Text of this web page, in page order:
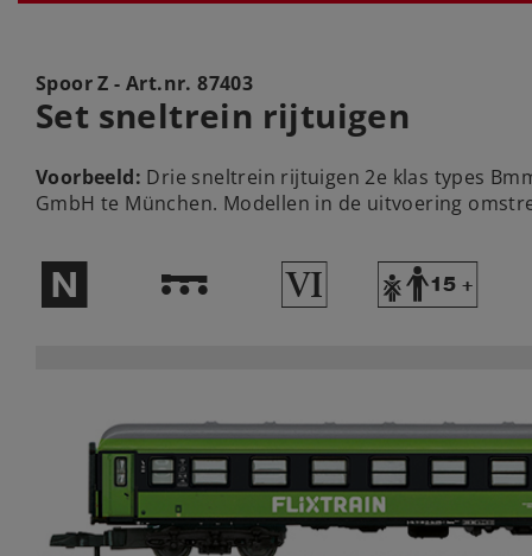
Spoor Z - Art.nr.87403
Set sneltrein rijtuigen
Voorbeeld: Drie sneltrein rijtuigen 2e klas types
GmbH te München. Modellen in de uitvoering
$ ! 8 Y